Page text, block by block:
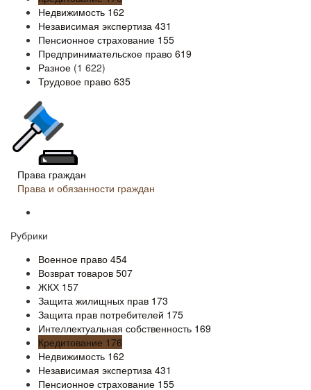
Недвижимость 162
Независимая экспертиза 431
Пенсионное страхование 155
Предпринимательское право 619
Разное (1 622)
Трудовое право 635
Права граждан
Права и обязанности граждан
Рубрики
Военное право 454
Возврат товаров 507
ЖКХ 157
Защита жилищных прав 173
Защита прав потребителей 175
Интеллектуальная собственность 169
Кредитование 176
Недвижимость 162
Независимая экспертиза 431
Пенсионное страхование 155